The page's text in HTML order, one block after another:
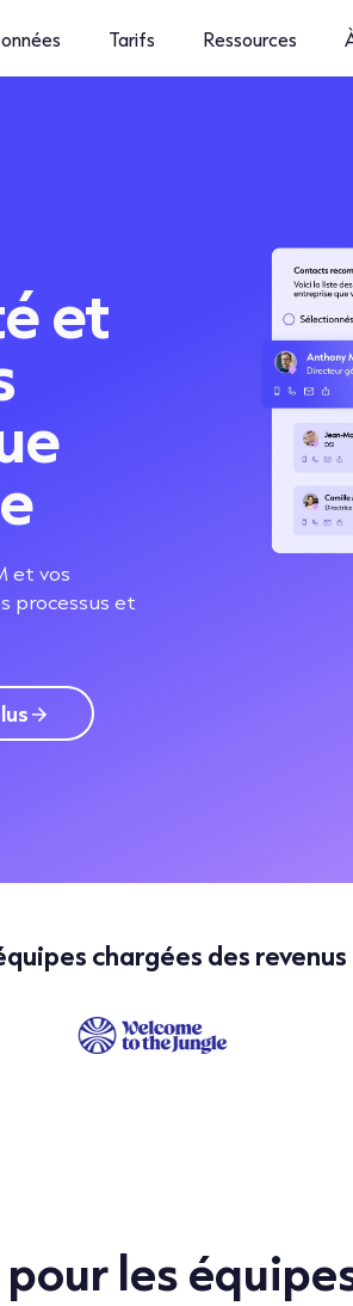
Tarifs Ressources
et
et vos
processus et
chargées des
les